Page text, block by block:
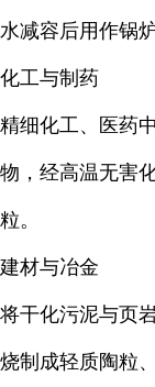
水减容后用作锅
化工与制药
精细化工、医药
物，经高温无害
粒。
建材与冶金
将干化污泥与页
烧制成轻质陶粒